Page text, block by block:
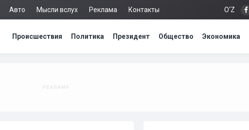
Авто Мысли вслух Реклама Контакты O‘Z
Происшествия Политика Президент Общество Экономика